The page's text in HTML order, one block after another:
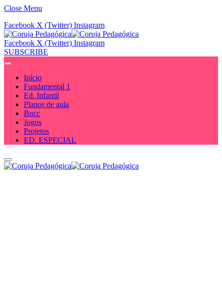
Close Menu
Facebook X (Twitter) Instagram
Facebook X (Twitter) Instagram
SUBSCRIBE
Início
Fundamental 1
Ed. Infantil
Planos de aula
Bncc
Jogos
Projetos
ED. ESPECIAL